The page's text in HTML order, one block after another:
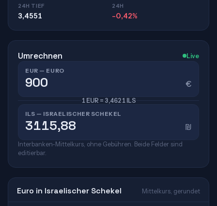
24H TIEF
3,4551
24H
-0,42%
Umrechnen Live
EUR — EURO
€
1 EUR = 3,4621 ILS
ILS — ISRAELISCHER SCHEKEL
₪
Interbanken-Mittelkurs, ohne Gebühren. Beide Felder sind
editierbar.
Euro in Israelischer Schekel Mittelkurs, gerundet